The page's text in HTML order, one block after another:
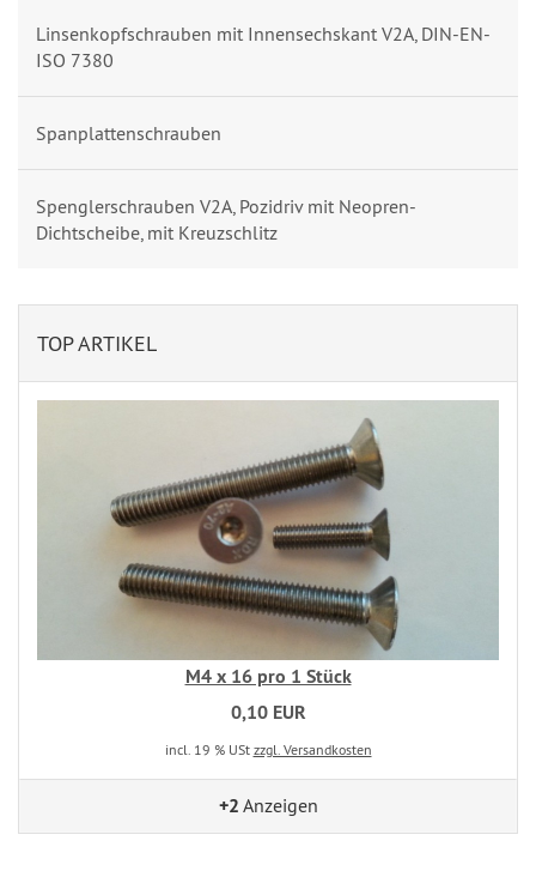
Linsenkopfschrauben mit Innensechskant V2A, DIN-EN-
ISO 7380
Spanplattenschrauben
Spenglerschrauben V2A, Pozidriv mit Neopren-
Dichtscheibe, mit Kreuzschlitz
TOP ARTIKEL
M4 x 16 pro 1 Stück
0,10 EUR
incl. 19 % USt zzgl. Versandkosten
+2 Anzeigen